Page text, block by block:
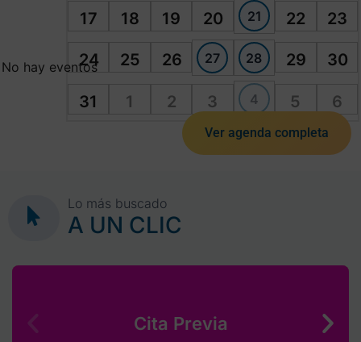
17 18 19 20 21 22 23
24 25 26 27 28 29 30
31 1 2 3 4 5 6
No hay eventos
Ver agenda completa
Lo más buscado
A UN CLIC
Cita Previa